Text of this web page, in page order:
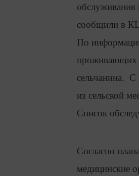
обслуживания
сообщили в
По
проживающих
сельчанина. С
из сельской
Список
Согласно
медицинские